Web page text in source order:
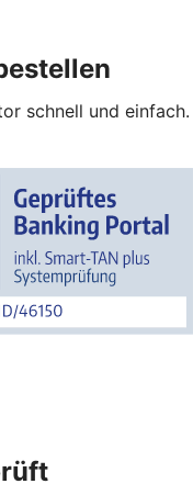
schnell und einfach.